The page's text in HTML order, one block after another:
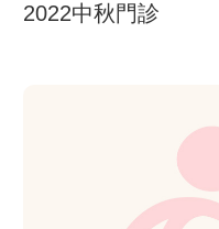
2022中秋門診